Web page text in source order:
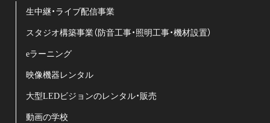
生中継・ライブ配信事業
スタジオ構築事業（防音工事・照明工事・機材設置）
eラーニング
映像機器レンタル
大型LEDビジョンのレンタル・販売
動画の学校